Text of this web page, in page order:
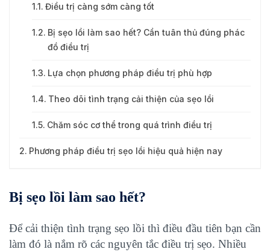
Điều trị càng sớm càng tốt
Bị sẹo lồi làm sao hết? Cần tuân thủ đúng phác
đồ điều trị
Lựa chọn phương pháp điều trị phù hợp
Theo dõi tình trạng cải thiện của sẹo lồi
Chăm sóc cơ thể trong quá trình điều trị
Phương pháp điều trị sẹo lồi hiệu quả hiện nay
Bị sẹo lồi làm sao hết?
Để cải thiện tình trạng sẹo lồi thì điều đầu tiên bạn cần
làm đó là nắm rõ các nguyên tắc điều trị sẹo. Nhiều